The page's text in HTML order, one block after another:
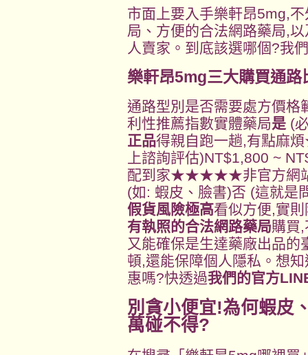
市面上要入手樂軒昂5mg,
局、方便的合法網路藥局,
人賣家。到底該選哪個?我
樂軒昂5mg三大購買通路
通路型別是否需要處方價格
利性推薦指數實體藥局是 (
正品得親自跑一趟,有點
上諮詢評估)NT$1,800 ~
配到家★★★★★非官方網
(如: 蝦皮、臉書)否 (這就是
假貨風險極高看似方便,
有執照的合法網路藥局購買
又能確保是生達藥廠出品
頓,還能保障個人隱私。想
惠嗎?快透過我們的官方
別貪小便宜!為何蝦皮
萬碰不得?